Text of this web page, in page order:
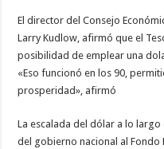
El director del Consejo
Larry Kudlow, afirmó que el
posibilidad de emplear una
«Eso funcionó en los 90,
prosperidad», afirmó
La escalada del dólar a lo
del gobierno nacional al